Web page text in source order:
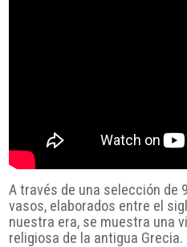
A través de una selección de
vasos, elaborados entre el
nuestra era, se muestra una
religiosa de la antigua Grecia.